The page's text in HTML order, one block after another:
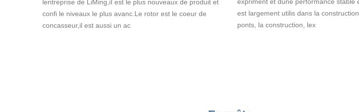
lentreprise de LiMing,iI est le plus nouveaux de produit et
confi le niveaux le plus avanc.Le rotor est le coeur de
concasseur,il est aussi un ac
est largement utilis dans la
ponts, la construction, lex